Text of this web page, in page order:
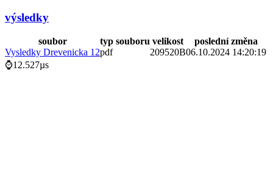
výsledky
soubor typ souboru velikost
poslední změna
Vysledky Drevenicka 12pdf 209520B06.10.2024 14:20:19
⌚12.527µs